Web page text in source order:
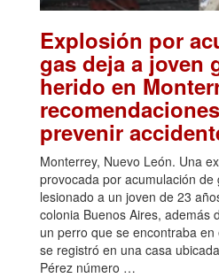
Explosión por
gas deja a joven
herido en
prevenir
Monterrey, Nuevo León. Una
provocada por acumulación
lesionado a un joven de 23
colonia Buenos Aires, además
un perro que se encontraba
se registró en una casa
Pérez número …